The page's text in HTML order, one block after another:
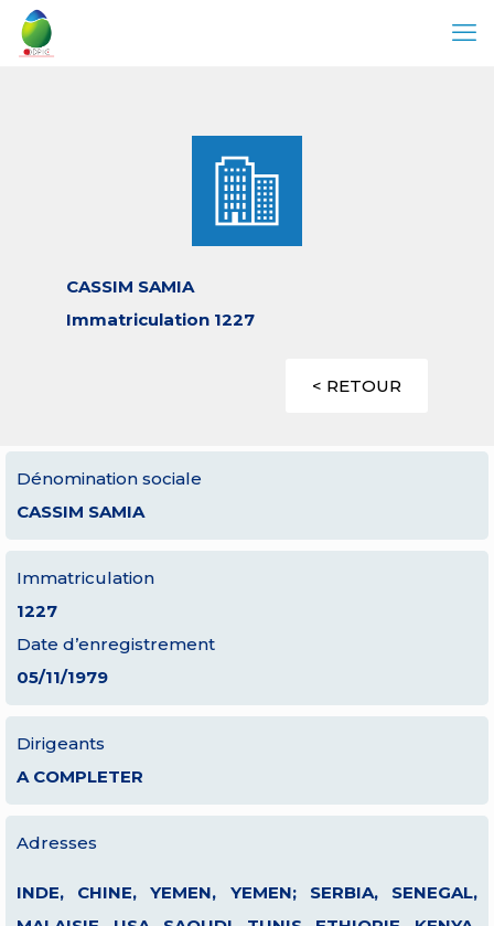
CASSIM SAMIA
Immatriculation 1227
< RETOUR
Dénomination sociale
CASSIM SAMIA
Immatriculation
1227
Date d’enregistrement
05/11/1979
Dirigeants
A COMPLETER
Adresses
INDE, CHINE, YEMEN, YEMEN; SERBIA, SENEGAL,